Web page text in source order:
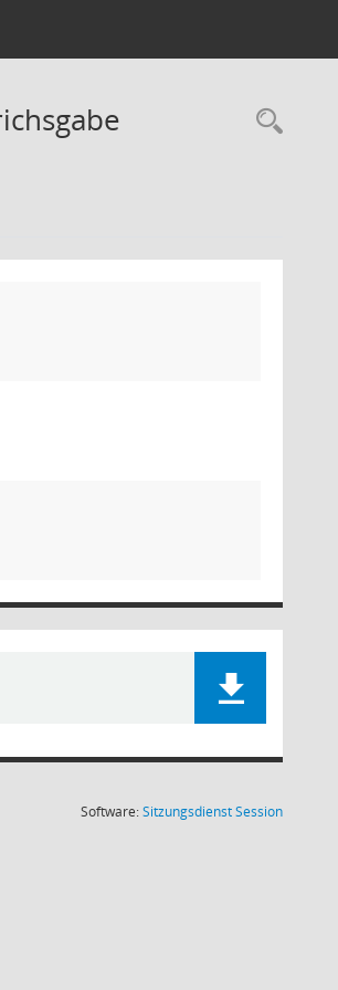
Software:SitzungsdienstSession(Wird in